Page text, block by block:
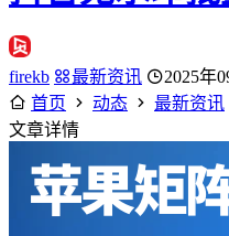
firekb 最新资讯 2025年
首页
动态 最新资讯
文章详情